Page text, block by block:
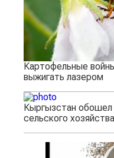
Картофельные
выжигать лазером
Кыргызстан
сельского хозяйства